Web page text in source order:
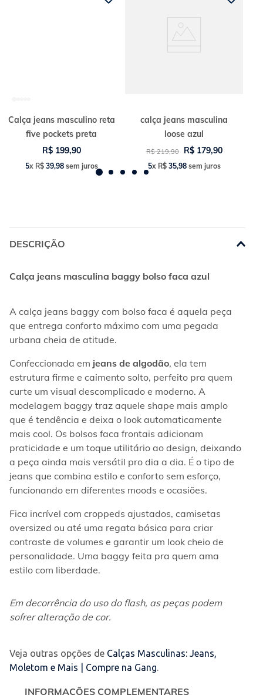
Calça jeans masculino reta
five pockets preta
R$ 199,90
5x R$ 39,98sem juros
calça jeans masculina
loose azul
R$ 219,90 R$ 179,90
5x R$ 35,98sem juros
DESCRIÇÃO
Calça jeans masculina baggy bolso faca azul
A calça jeans baggy com bolso faca é aquela peça
que entrega conforto máximo com uma pegada
urbana cheia de atitude.
Confeccionada em jeans de algodão, ela tem
estrutura firme e caimento solto, perfeito pra quem
curte um visual descomplicado e moderno. A
modelagem baggy traz aquele shape mais amplo
que é tendência e deixa o look automaticamente
mais cool. Os bolsos faca frontais adicionam
praticidade e um toque utilitário ao design, deixando
a peça ainda mais versátil pro dia a dia. É o tipo de
jeans que combina estilo e conforto sem esforço,
funcionando em diferentes moods e ocasiões.
Fica incrível com croppeds ajustados, camisetas
oversized ou até uma regata básica para criar
contraste de volumes e garantir um look cheio de
personalidade. Uma baggy feita pra quem ama
estilo com liberdade.
Em decorrência do uso do flash, as peças podem
sofrer alteração de cor.
Veja outras opções de Calças Masculinas: Jeans,
Moletom e Mais | Compre na Gang.
INFORMAÇÕES COMPLEMENTARES